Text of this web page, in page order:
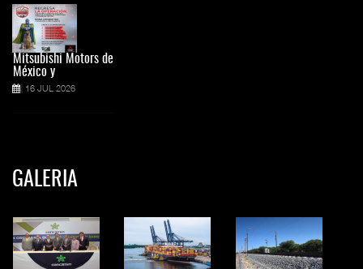
Mitsubishi Motors de
México y
16 JUL 2026
GALERIA